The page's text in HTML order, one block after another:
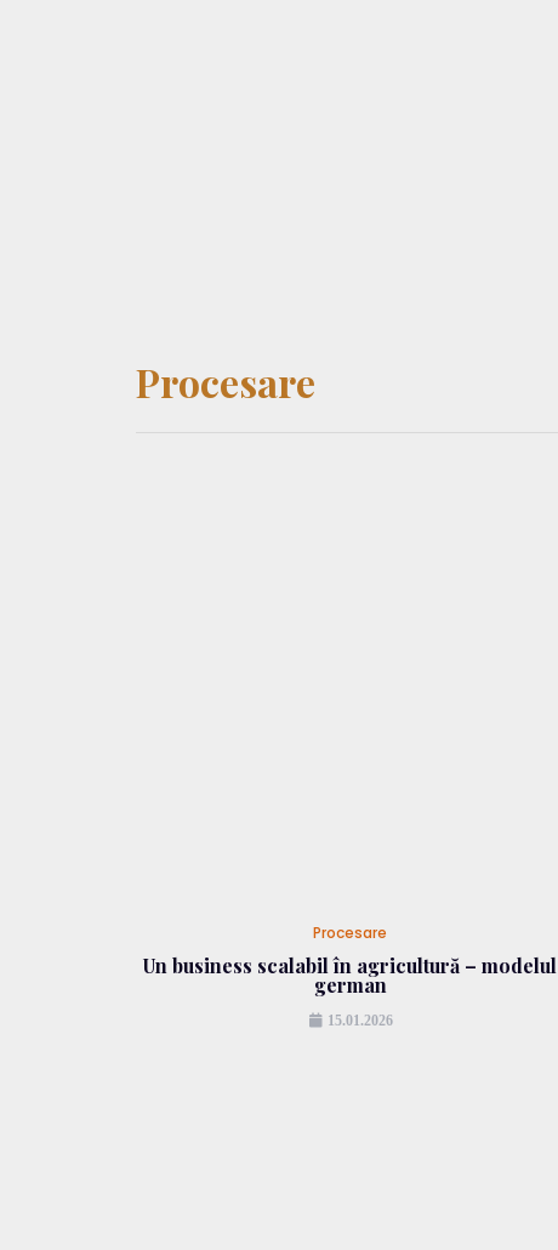
Procesare
Procesare
Un business scalabil în agricultură – modelul
german
15.01.2026